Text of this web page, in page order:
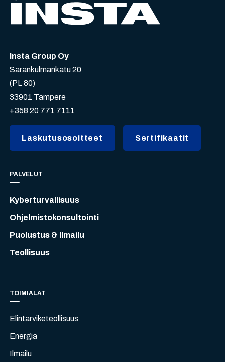
Insta Group Oy
Sarankulmankatu 20
(PL 80)
33901 Tampere
+358 20 771 7111
Laskutusosoitteet Sertifikaatit
PALVELUT
Kyberturvallisuus
Ohjelmistokonsultointi
Puolustus & Ilmailu
Teollisuus
TOIMIALAT
Elintarviketeollisuus
Energia
Ilmailu